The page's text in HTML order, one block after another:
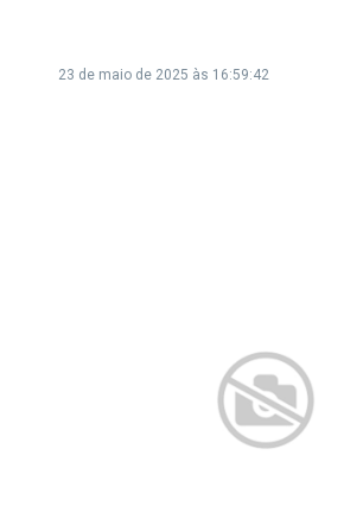
23 de maio de 2025 às 16:59:42